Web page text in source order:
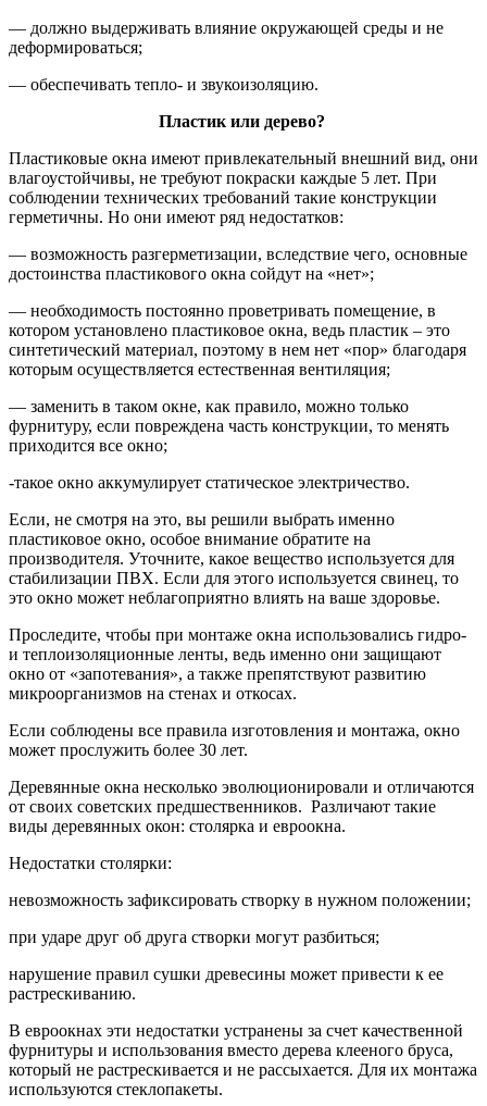
— должно выдерживать влияние окружающей среды и не
деформироваться;
— обеспечивать тепло- и звукоизоляцию.
Пластик или дерево?
Пластиковые окна имеют привлекательный внешний вид, они
влагоустойчивы, не требуют покраски каждые 5 лет. При
соблюдении технических требований такие конструкции
герметичны. Но они имеют ряд недостатков:
— возможность разгерметизации, вследствие чего, основные
достоинства пластикового окна сойдут на «нет»;
— необходимость постоянно проветривать помещение, в
котором установлено пластиковое окна, ведь пластик – это
синтетический материал, поэтому в нем нет «пор» благодаря
которым осуществляется естественная вентиляция;
— заменить в таком окне, как правило, можно только
фурнитуру, если повреждена часть конструкции, то менять
приходится все окно;
-такое окно аккумулирует статическое электричество.
Если, не смотря на это, вы решили выбрать именно
пластиковое окно, особое внимание обратите на
производителя. Уточните, какое вещество используется для
стабилизации ПВХ. Если для этого используется свинец, то
это окно может неблагоприятно влиять на ваше здоровье.
Проследите, чтобы при монтаже окна использовались гидро-
и теплоизоляционные ленты, ведь именно они защищают
окно от «запотевания», а также препятствуют развитию
микроорганизмов на стенах и откосах.
Если соблюдены все правила изготовления и монтажа, окно
может прослужить более 30 лет.
Деревянные окна несколько эволюционировали и отличаются
от своих советских предшественников. Различают такие
виды деревянных окон: столярка и евроокна.
Недостатки столярки:
невозможность зафиксировать створку в нужном положении;
при ударе друг об друга створки могут разбиться;
нарушение правил сушки древесины может привести к ее
растрескиванию.
В евроокнах эти недостатки устранены за счет качественной
фурнитуры и использования вместо дерева клееного бруса,
который не растрескивается и не рассыхается. Для их монтажа
используются стеклопакеты.